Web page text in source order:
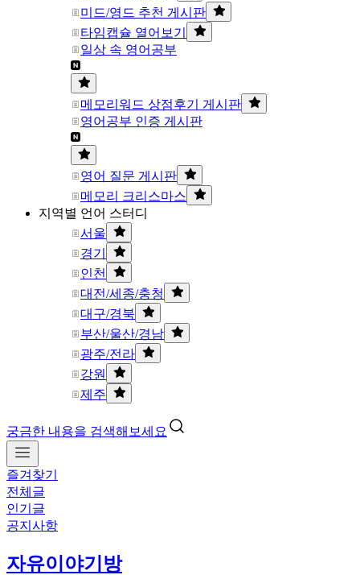
미드/영드 추천 게시판
타임캡슐 열어보기
일상 속 영어공부
메모리워드 상점후기 게시판
영어공부 인증 게시판
영어 질문 게시판
메모리 크리스마스
지역별 언어 스터디
서울
경기
인천
대전/세종/충청
대구/경북
부산/울산/경남
광주/전라
강원
제주
궁금한 내용을 검색해보세요
즐겨찾기
전체글
인기글
공지사항
자유이야기방